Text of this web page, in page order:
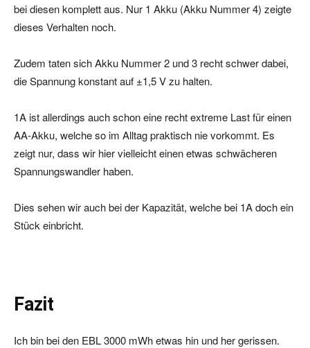
bei diesen komplett aus. Nur 1 Akku (Akku Nummer 4) zeigte
dieses Verhalten noch.
Zudem taten sich Akku Nummer 2 und 3 recht schwer dabei,
die Spannung konstant auf ±1,5 V zu halten.
1A ist allerdings auch schon eine recht extreme Last für einen
AA-Akku, welche so im Alltag praktisch nie vorkommt. Es
zeigt nur, dass wir hier vielleicht einen etwas schwächeren
Spannungswandler haben.
Dies sehen wir auch bei der Kapazität, welche bei 1A doch ein
Stück einbricht.
Fazit
Ich bin bei den EBL 3000 mWh etwas hin und her gerissen.